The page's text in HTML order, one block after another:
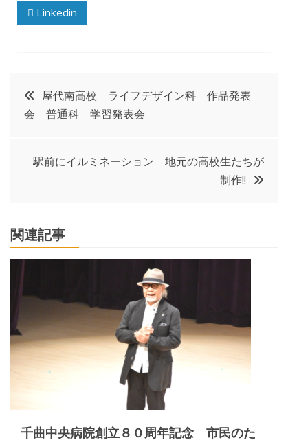
Linkedin
投
稿
ゲ
ー
シ
ョ
ン
屋代南高校 ライフデザイン科 作品発表
会 普通科 学習発表会
駅前にイルミネーション 地元の高校生たちが
制作!!
関連記事
千曲中央病院創立８０周年記念 市民のた